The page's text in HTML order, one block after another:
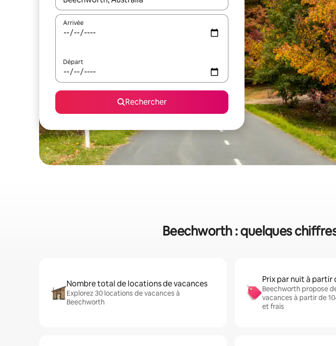
Arrivée
Départ
Rechercher
Beechworth : quelques
Nombre total de locations de vacances
Explorez 30 locations de vacances à
Beechworth
Prix par nuit à partir
Beechworth propose
vacances à partir de
et frais